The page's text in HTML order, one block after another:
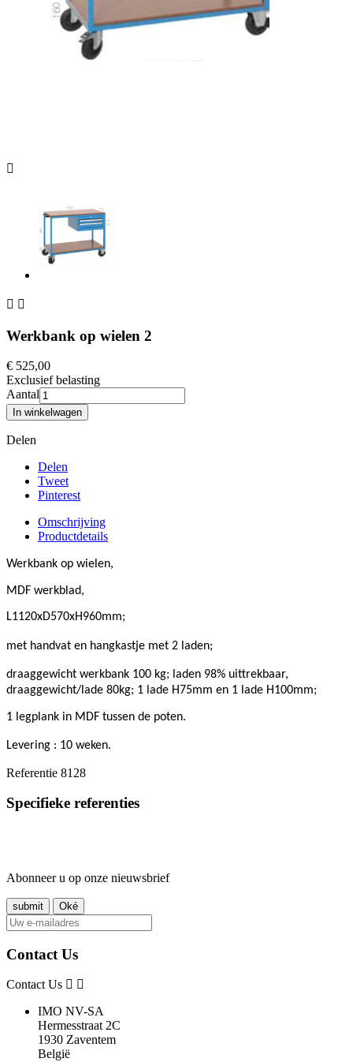

 
Werkbank op wielen 2
€ 525,00
Exclusief belasting
Aantal
In winkelwagen
Delen
Delen
Tweet
Pinterest
Omschrijving
Productdetails
Werkbank op wielen,
MDF werkblad,
L1120xD570xH960mm;
met handvat en hangkastje met 2 laden;
draaggewicht werkbank 100 kg; laden 98% uittrekbaar,
draaggewicht/lade 80kg; 1 lade H75mm en 1 lade H100mm;
1 legplank in MDF tussen de poten.
Levering : 10 weken.
Referentie 8128
Specifieke referenties
Abonneer u op onze nieuwsbrief
Contact Us
Contact Us
IMO NV-SA
Hermesstraat 2C
1930 Zaventem
België